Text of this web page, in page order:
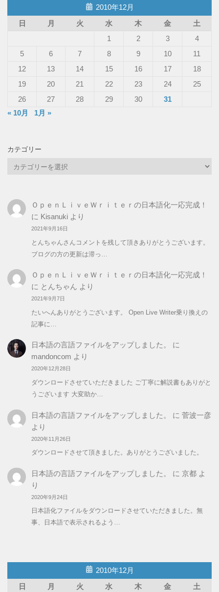
2010年12月
日
月 火 水 木 金
土
1
2 3
4
5
6 7 8 9 10
11
12
13 14 15 16 17
18
19
20 21 22 23 24
25
26
27 28 29 30
31
« 10月
1月 »
カテゴリー
リ
ー
ＯｐｅｎＬｉｖｅＷｒｉｔｅｒの日本語化一応完成！
に Kisanukiより
2021年9月16日
とんちゃんさんコメントを残して頂きありがとうございます。
ブログの方の更新は滞っ…
ＯｐｅｎＬｉｖｅＷｒｉｔｅｒの日本語化一応完成！
に とんちゃん より
2021年9月7日
たいへんありがとうございます。 Open Live Writer乗り換えの
記事に…
日本語の言語ファイルをアップしました。
に
mandoncom より
2020年12月28日
ダウンロードさせていただきました ご丁寧に解説書もありがと
うございます 大変助か…
日本語の言語ファイルをアップしました。 に 菅波一彦
より
2020年11月26日
ダウンロードさせて頂きました。ありがとうございました。
日本語の言語ファイルをアップしました。 に 京都よ
り
2020年9月24日
日本語化ファイルをダウンロードさせていただきました。無
事、日本語で表示されるよう…
2010年12月
日
月 火 水 木 金
土